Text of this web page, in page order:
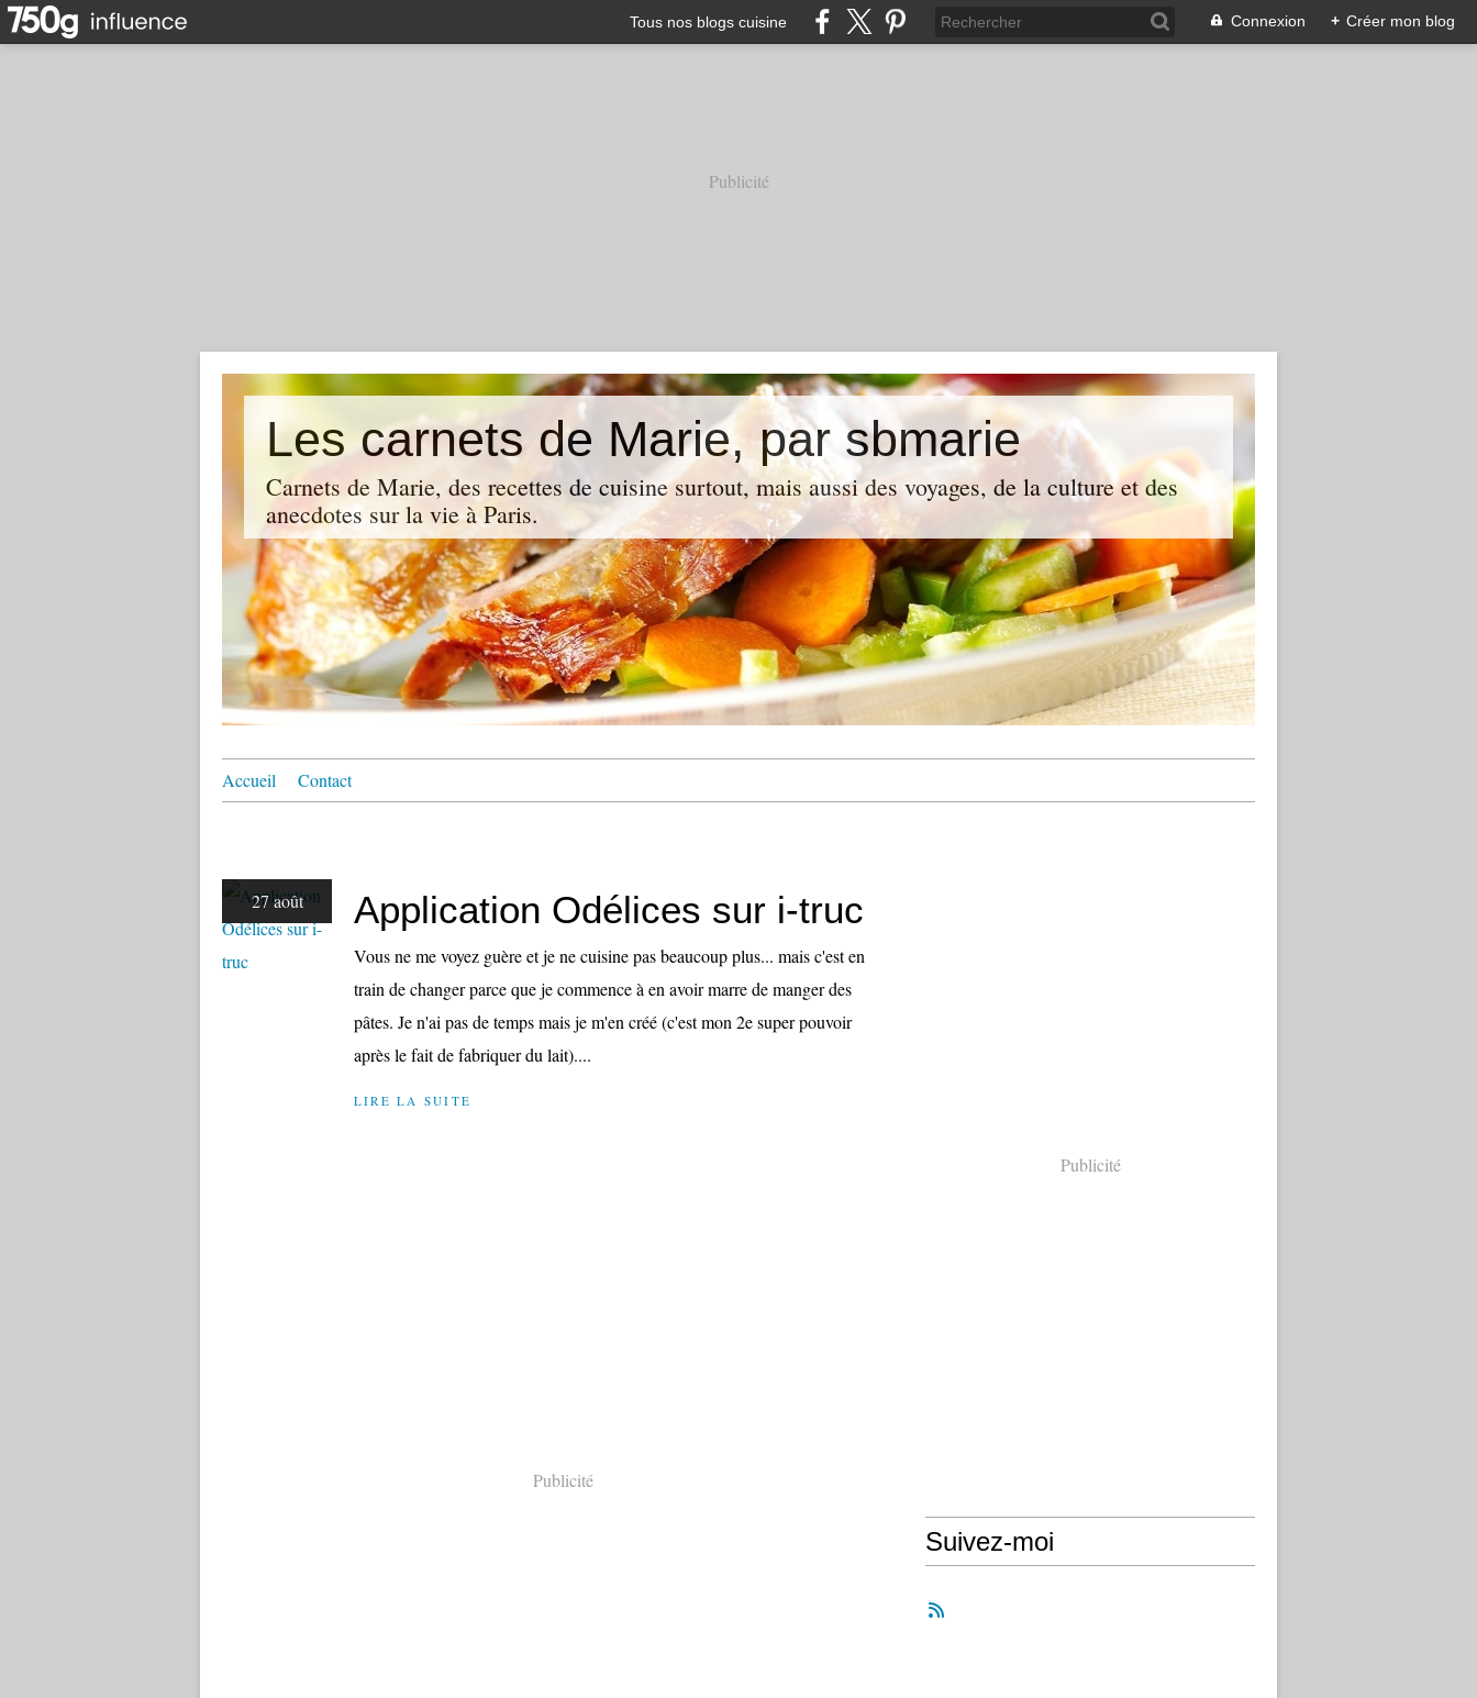
Tous nos blogs cuisine Connexion + Créer mon blog
Publicité
Les carnets de Marie, par sbmarie
Carnets de Marie, des recettes de cuisine surtout, mais aussi des voyages, de la culture et des
anecdotes sur la vie à Paris.
Accueil Contact
27 août Application Odélices sur i-truc
Vous ne me voyez guère et je ne cuisine pas beaucoup plus... mais c'est en
train de changer parce que je commence à en avoir marre de manger des
pâtes. Je n'ai pas de temps mais je m'en créé (c'est mon 2e super pouvoir
après le fait de fabriquer du lait)....
LIRE LA SUITE
Publicité
Publicité
Suivez-moi